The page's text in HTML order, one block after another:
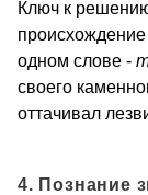
Ключ к
происхождение
одном слове -
своего
оттачивал
4. Познание